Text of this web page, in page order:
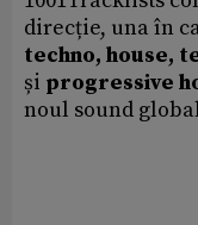
direcție, una în
techno, house,
și progressive
noul sound